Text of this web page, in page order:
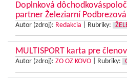
Doplnková
partner Železiarní Podbrezová
Autor (zdroj): Redakcia Rubriky:
MULTISPORT karta pre
Autor (zdroj): ZO OZ KOVO Rubriky: